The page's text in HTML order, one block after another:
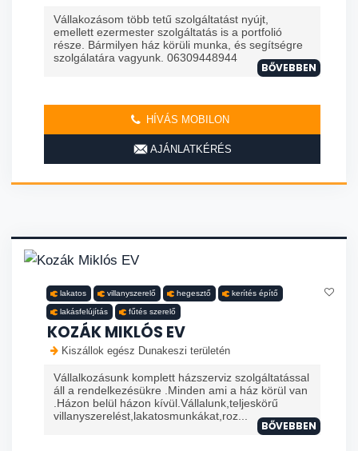
Vállakozásom több tetű szolgáltatást nyújt,
emellett ezermester szolgáltatás is a portfolió
része. Bármilyen ház körüli munka, és segítségre
szolgálatára vagyunk. 06309448944
BŐVEBBEN
HÍVÁS MOBILON
AJÁNLATKÉRÉS
lakatos villanyszerelő hegesztő kerítés építő
lakásfelújítás fűtés szerelő
KOZÁK MIKLÓS EV
Kiszállok egész Dunakeszi területén
Vállalkozásunk komplett házszerviz szolgáltatással
áll a rendelkezésükre .Minden ami a ház körül van
.Házon belül házon kívül.Vállalunk,teljeskörű
villanyszerelést,lakatosmunkákat,roz...
BŐVEBBEN